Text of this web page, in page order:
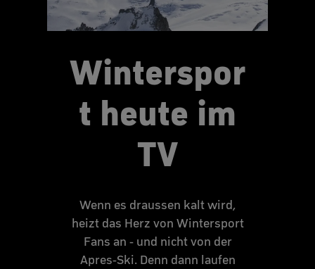
Winterspor
t heute im
TV
Wenn es draussen kalt wird,
heizt das Herz von Wintersport
Fans an - und nicht von der
Apres-Ski. Denn dann laufen